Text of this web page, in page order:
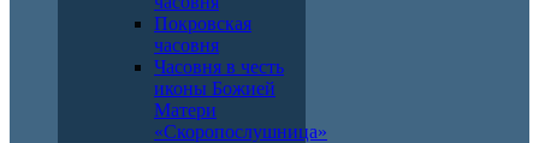
Покровская
часовня
Часовня в честь
иконы Божией
Матери
«Скоропослушница»